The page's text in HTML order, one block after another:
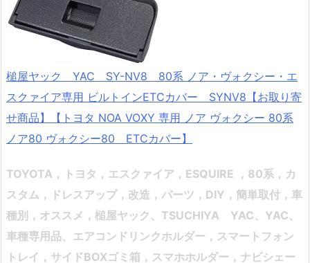
槌屋ヤック YAC SY-NV8 80系 ノア・ヴォクシー・エ
スクァイア専用 ビルトインETCカバー SYNV8【お取り寄
せ商品】【トヨタ NOA VOXY 専用 ノア ヴォクシー 80系
ノア80 ヴォクシー80 ETCカバー】
TOYOTA，トヨタ，エスクァイア，ESQUIRE ，80系，カ
スタム，ドレスアップ，改造，パーツ，DIY，簡単取付，車
種別，オススメ ， 槌屋ヤック、TSUCHIYA YAC、YAC、
車種専用品、エアコンドリンクホルダー，スマートフォン
トレイ，サイドBOXゴミ箱，スマホホルダー，ナビシェー